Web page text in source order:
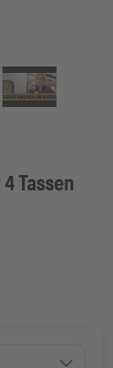
Tassen